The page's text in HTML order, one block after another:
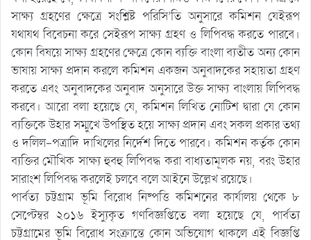
সাক্ষ্য গ্রহণের ক্ষেত্রে সংশ্লিষ্ট পরিসি’তি অনুসারে কমিশন যেইরূপ
যথাযথ বিবেচনা করে সেইরূপ সাক্ষ্য গ্রহণ ও লিপিবদ্ধ করতে পারবে।
কোন বিষয়ে সাক্ষ্য গ্রহণের ক্ষেত্রে কোন ব্যক্তি বাংলা ব্যতীত অন্য কোন
ভাষায় সাক্ষ্য প্রদান করলে কমিশন একজন অনুবাদকের সহায়তা গ্রহণ
করতে এবং অনুবাদকের অনুবাদ অনুসারে উক্ত সাক্ষ্য বাংলায় লিপিবদ্ধ
করবে। আরো বলা হয়েছে যে, কমিশন লিখিত নোটিশ দ্বারা যে কোন
ব্যক্তিকে উহার সম্মুখে উপস্থিত হয়ে সাক্ষ্য প্রদান এবং সকল প্রকার তথ্য
ও দলিল-পত্রাদি দাখিলের নির্দেশ দিতে পারবে। কমিশন কর্তৃক কোন
ব্যক্তির মৌখিক সাক্ষ্য হুবহু লিপিবদ্ধ করা বাধ্যতামূলক নয়, বরং উহার
সারাংশ লিপিবদ্ধ করলেই চলবে বলে আইনে উল্লেখ রয়েছে।
পার্বত্য চট্টগ্রাম ভূমি বিরোধ নিষ্পত্তি কমিশনের কার্যালয় থেকে ৮
সেপ্টেম্বর ২০১৬ ইস্যুকৃত গণবিজ্ঞপ্তিতে বলা হয়েছে যে, পার্বত্য
চট্টগ্রামের ভূমি বিরোধ সংক্রান্তে কোন অভিযোগ থাকলে এই বিজ্ঞপ্তি